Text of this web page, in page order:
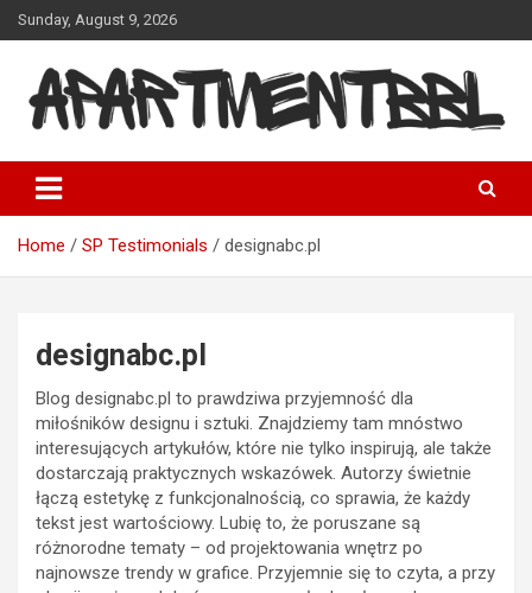
Skip
to
Sunday, August 9, 2026
Apartmentbbl
Home SP Testimonials designabc.pl
designabc.pl
Blog designabc.pl to prawdziwa przyjemność dla
miłośników designu i sztuki. Znajdziemy tam mnóstwo
interesujących artykułów, które nie tylko inspirują, ale także
dostarczają praktycznych wskazówek. Autorzy świetnie
łączą estetykę z funkcjonalnością, co sprawia, że każdy
tekst jest wartościowy. Lubię to, że poruszane są
różnorodne tematy – od projektowania wnętrz po
najnowsze trendy w grafice. Przyjemnie się to czyta, a przy